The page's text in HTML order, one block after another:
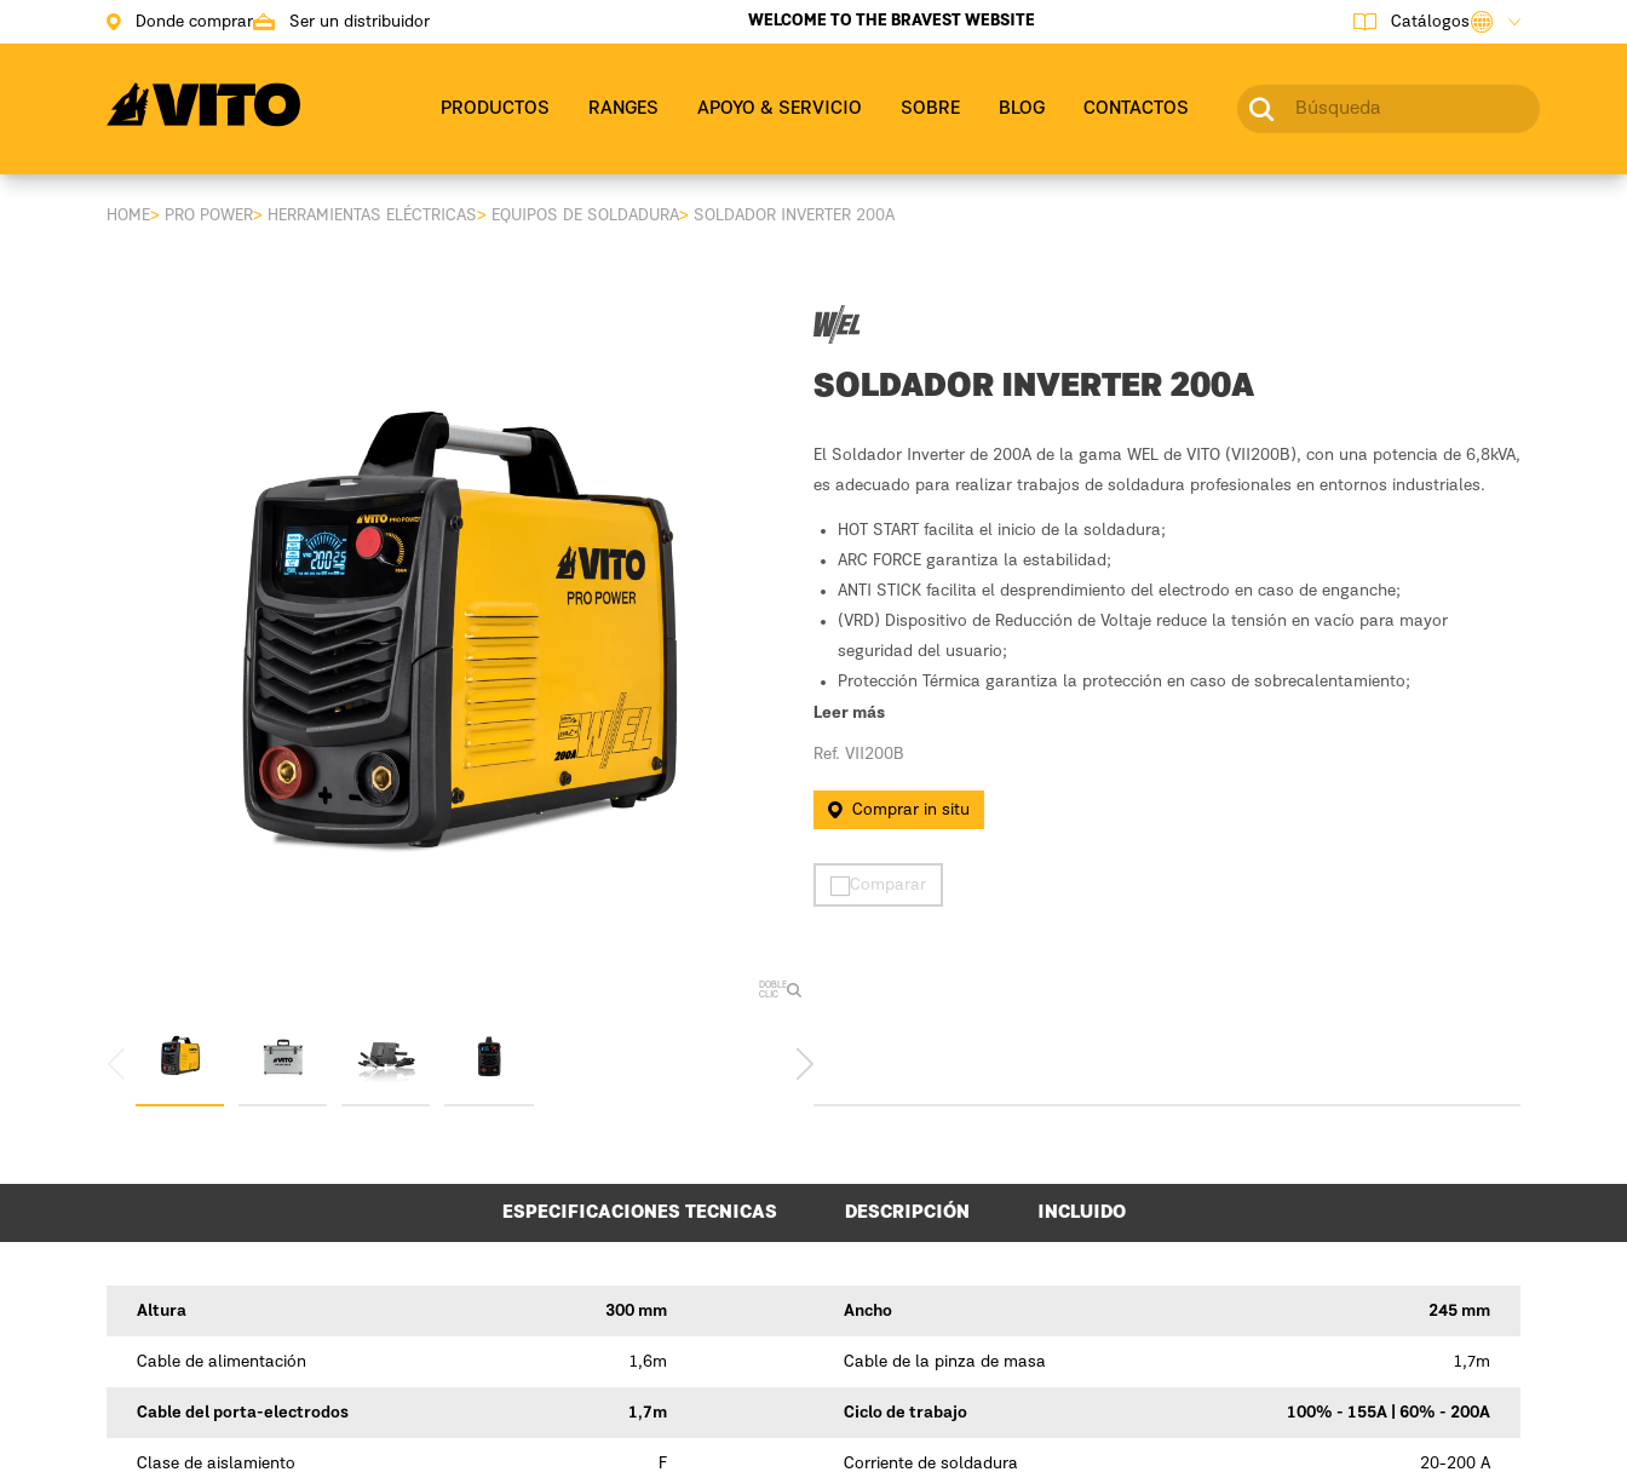
Donde comprar Ser un distribuidor WELCOME TO THE BRAVEST WEBSITE Catálogos
Ir a la pagina principal
PRODUCTOS
RANGES APOYO & SERVICIO SOBRE BLOG CONTACTOS
HOME> PRO POWER> HERRAMIENTAS ELÉCTRICAS> EQUIPOS DE SOLDADURA> SOLDADOR INVERTER 200A
DOBLE
CLIC
SOLDADOR INVERTER 200A
El Soldador Inverter de 200A de la gama WEL de VITO (VII200B), con una potencia de 6,8kVA,
es adecuado para realizar trabajos de soldadura profesionales en entornos industriales.
HOT START facilita el inicio de la soldadura;
ARC FORCE garantiza la estabilidad;
ANTI STICK facilita el desprendimiento del electrodo en caso de enganche;
(VRD) Dispositivo de Reducción de Voltaje reduce la tensión en vacío para mayor
seguridad del usuario;
Protección Térmica garantiza la protección en caso de sobrecalentamiento;
Sistema de ventilación que permite un uso prolongado de la máquina sin interrupciones;
Leer más
Ref. VII200B
Comprar in situ
Comparar
ESPECIFICACIONES TECNICAS DESCRIPCIÓN INCLUIDO
Altura 300 mm Ancho 245 mm
Cable de alimentación 1,6m Cable de la pinza de masa 1,7m
Cable del porta-electrodos 1,7m Ciclo de trabajo 100% - 155A | 60% - 200A
Clase de aislamiento F Corriente de soldadura 20-200 A